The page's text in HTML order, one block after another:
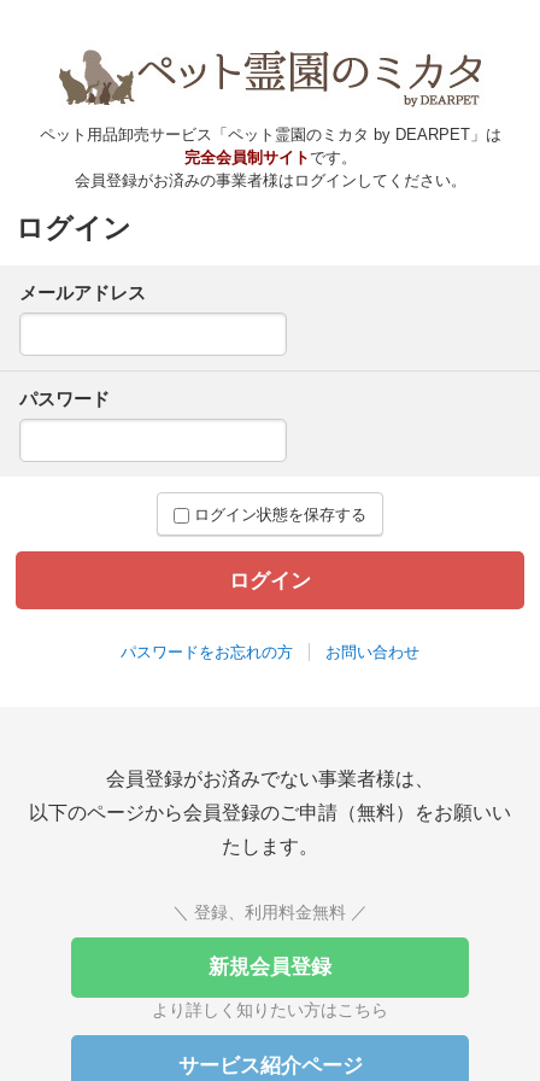
ペット用品卸売サービス「ペット霊園のミカタ by DEARPET」は
完全会員制サイトです。
会員登録がお済みの事業者様はログインしてください。
ログイン
メールアドレス
パスワード
ログイン状態を保存する
パスワードをお忘れの方 お問い合わせ
会員登録がお済みでない事業者様は、
以下のページから会員登録のご申請（無料）をお願いい
たします。
＼ 登録、利用料金無料 ／
新規会員登録
より詳しく知りたい方はこちら
サービス紹介ページ